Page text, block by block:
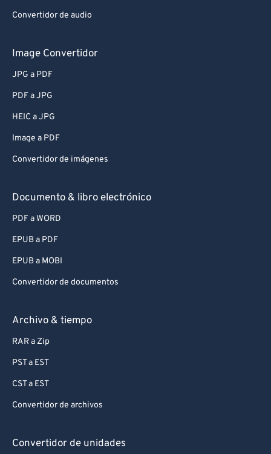
Convertidor de audio
Image Convertidor
JPG a PDF
PDF a JPG
HEIC a JPG
Image a PDF
Convertidor de imágenes
Documento & libro electrónico
PDF a WORD
EPUB a PDF
EPUB a MOBI
Convertidor de documentos
Archivo & tiempo
RAR a Zip
PST a EST
CST a EST
Convertidor de archivos
Convertidor de unidades